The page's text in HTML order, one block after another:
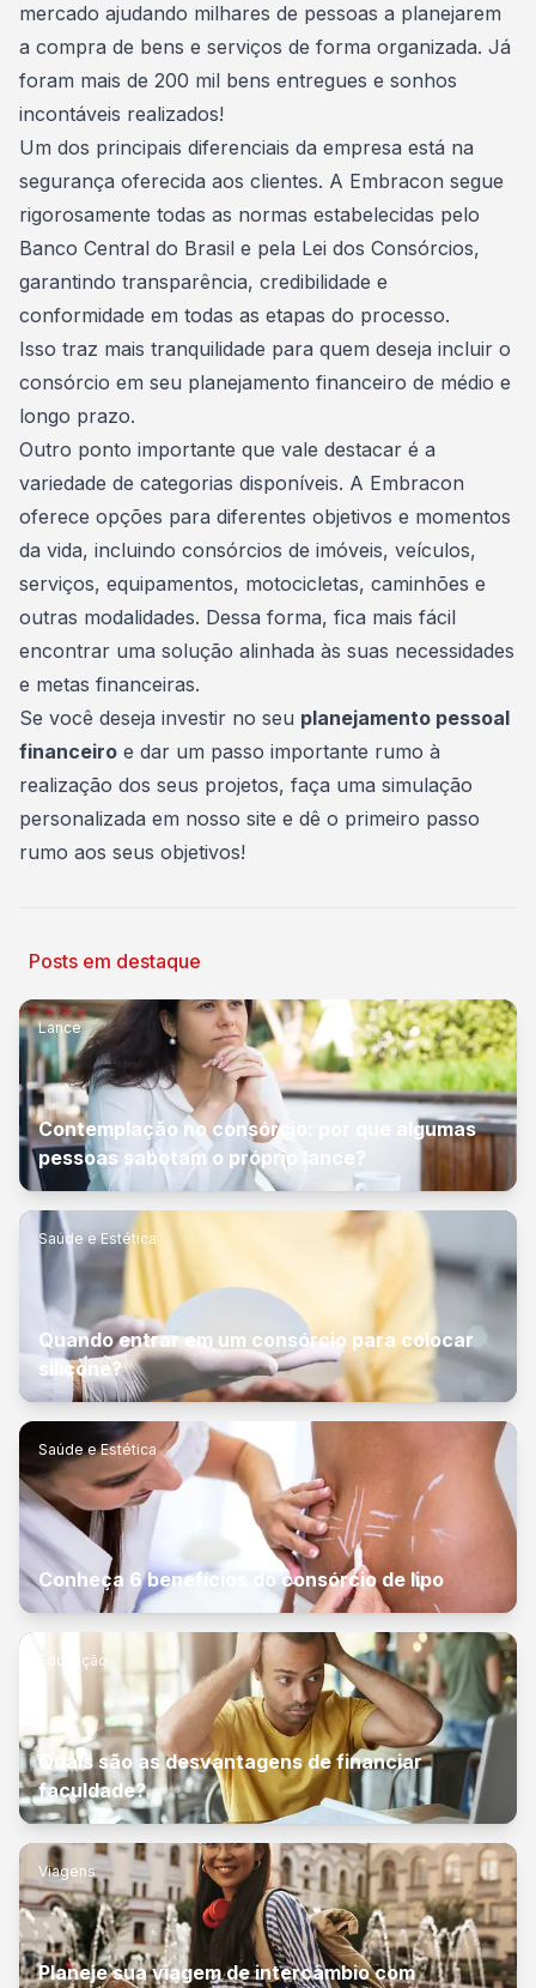
mercado ajudando milhares de pessoas a planejarem
a compra de bens e serviços de forma organizada. Já
foram mais de 200 mil bens entregues e sonhos
incontáveis realizados!
Um dos principais diferenciais da empresa está na
segurança oferecida aos clientes. A Embracon segue
rigorosamente todas as normas estabelecidas pelo
Banco Central do Brasil e pela Lei dos Consórcios,
garantindo transparência, credibilidade e
conformidade em todas as etapas do processo.
Isso traz mais tranquilidade para quem deseja incluir o
consórcio em seu planejamento financeiro de médio e
longo prazo.
Outro ponto importante que vale destacar é a
variedade de categorias disponíveis. A Embracon
oferece opções para diferentes objetivos e momentos
da vida, incluindo consórcios de imóveis, veículos,
serviços, equipamentos, motocicletas, caminhões e
outras modalidades. Dessa forma, fica mais fácil
encontrar uma solução alinhada às suas necessidades
e metas financeiras.
Se você deseja investir no seu planejamento pessoal
financeiro e dar um passo importante rumo à
realização dos seus projetos, faça uma simulação
personalizada em nosso site e dê o primeiro passo
rumo aos seus objetivos!
Posts em destaque
Lance
Contemplação no consórcio: por que algumas
pessoas sabotam o próprio lance?
Saúde e Estética
Quando entrar em um consórcio para colocar
silicone?
Saúde e Estética
Conheça 6 benefícios do consórcio de lipo
Educação
Quais são as desvantagens de financiar
faculdade?
Viagens
Planeje sua viagem de intercâmbio com